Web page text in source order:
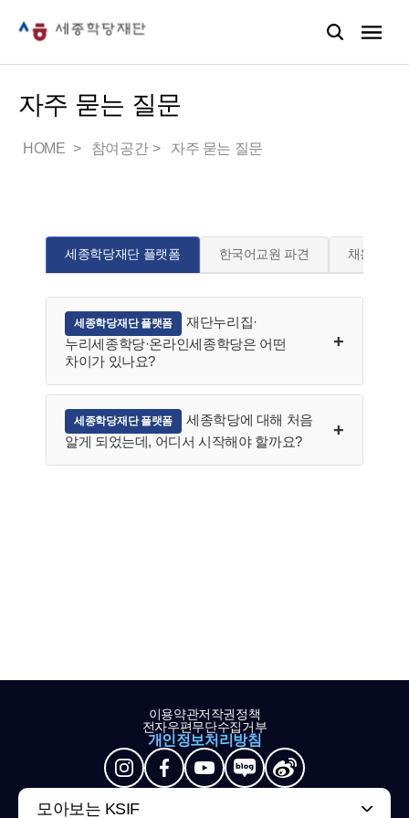
자주 묻는 질문
HOME 참여공간 자주 묻는 질문
세종학당재단 플랫폼 한국어교원 파견 채용
세종학당재단 플랫폼
재단누리집·
누리세종학당·온라인세종학당은 어떤
차이가 있나요?
세종학당재단 플랫폼
세종학당에 대해 처음
알게 되었는데, 어디서 시작해야 할까요?
이용약관저작권정책
전자우편무단수집거부
개인정보처리방침
모아보는 KSIF